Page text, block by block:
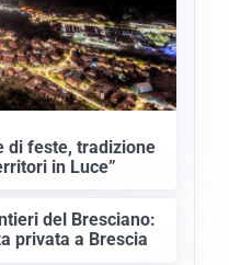
di feste, tradizione
in Luce”
del Bresciano:
privata a Brescia